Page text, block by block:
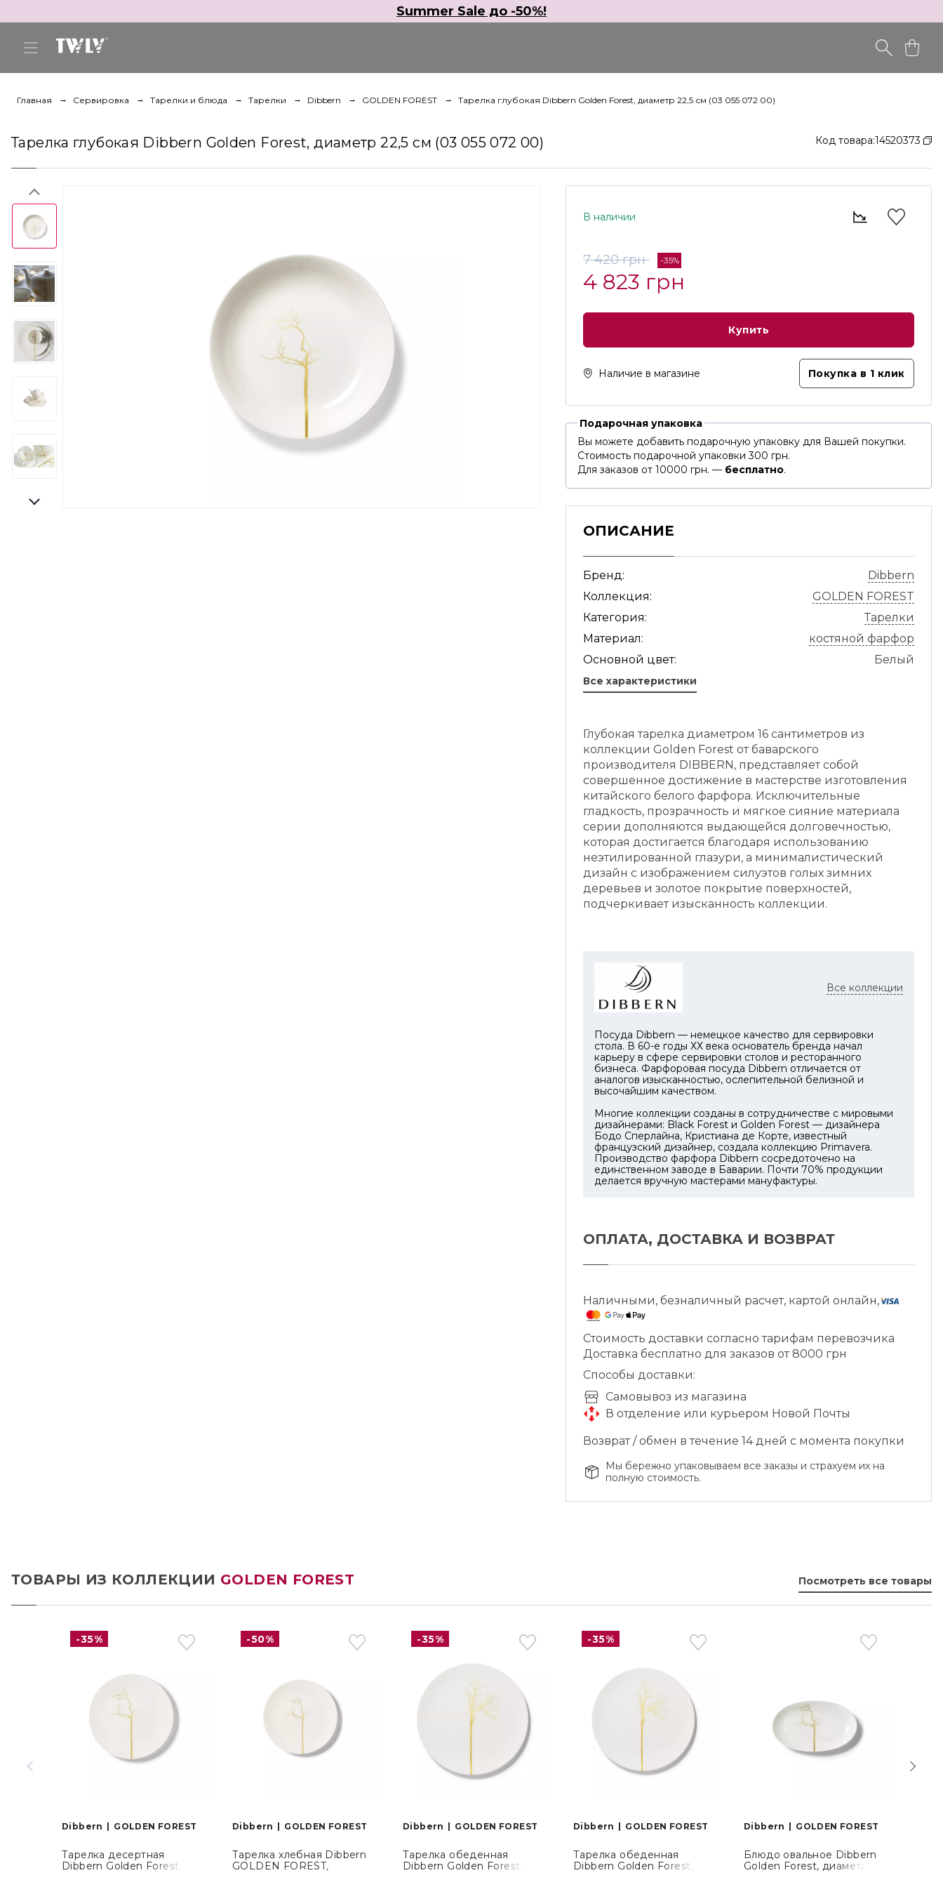
Summer Sale до -50%!
Главная Сервировка Тарелки и блюда Тарелки Dibbern GOLDEN FOREST Тарелка глубокая Dibbern Golden Forest, диаметр 22,5 см (03 055 072 00)
Тарелка глубокая Dibbern Golden Forest, диаметр 22,5 см (03 055 072 00) Код товара:14520373
В наличии
7 420 грн -35%
4 823 грн
Купить
Наличие в магазине Покупка в 1 клик
Подарочная упаковка
Вы можете добавить подарочную упаковку для Вашей покупки.
Стоимость подарочной упаковки 300 грн.
Для заказов от 10000 грн. — бесплатно.
ОПИСАНИЕ
Бренд:
Dibbern
Коллекция:
GOLDEN FOREST
Категория:
Тарелки
Материал:
костяной фарфор
Основной цвет:
Белый
Все характеристики
Глубокая тарелка диаметром 16 сантиметров из
коллекции Golden Forest от баварского
производителя DIBBERN, представляет собой
совершенное достижение в мастерстве изготовления
китайского белого фарфора. Исключительные
гладкость, прозрачность и мягкое сияние материала
серии дополняются выдающейся долговечностью,
которая достигается благодаря использованию
неэтилированной глазури, а минималистический
дизайн с изображением силуэтов голых зимних
деревьев и золотое покрытие поверхностей,
подчеркивает изысканность коллекции.
Все коллекции
Посуда Dibbern — немецкое качество для сервировки
стола. В 60-е годы ХХ века основатель бренда начал
карьеру в сфере сервировки столов и ресторанного
бизнеса. Фарфоровая посуда Dibbern отличается от
аналогов изысканностью, ослепительной белизной и
высочайшим качеством.
Многие коллекции созданы в сотрудничестве с мировыми
дизайнерами: Black Forest и Golden Forest — дизайнера
Бодо Сперлайна, Кристиана де Корте, известный
французский дизайнер, создала коллекцию Primavera.
Производство фарфора Dibbern сосредоточено на
единственном заводе в Баварии. Почти 70% продукции
делается вручную мастерами мануфактуры.
ОПЛАТА, ДОСТАВКА И ВОЗВРАТ
Наличными, безналичный расчет, картой онлайн,
Стоимость доставки согласно тарифам перевозчика
Доставка бесплатно для заказов от 8000 грн
Способы доставки:
Cамовывоз из магазина
В отделение или курьером Новой Почты
Возврат / обмен в течение 14 дней с момента покупки
Мы бережно упаковываем все заказы и страхуем их на
полную стоимость.
ТОВАРЫ ИЗ КОЛЛЕКЦИИ GOLDEN FOREST Посмотреть все товары
-35%
Dibbern GOLDEN FOREST
Тарелка десертная
Dibbern Golden Forest,
-50%
Dibbern GOLDEN FOREST
Тарелка хлебная Dibbern
GOLDEN FOREST,
-35%
Dibbern GOLDEN FOREST
Тарелка обеденная
Dibbern Golden Forest,
-35%
Dibbern GOLDEN FOREST
Тарелка обеденная
Dibbern Golden Forest,
Dibbern GOLDEN FOREST
Блюдо овальное Dibbern
Golden Forest, диаметр 24